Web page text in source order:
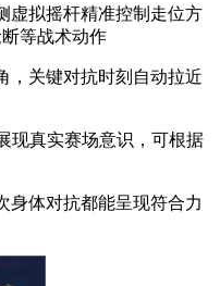
虚拟摇杆精准控制走位方
等战术动作
，关键对抗时刻自动拉近
现真实赛场意识，可根据
身体对抗都能呈现符合力